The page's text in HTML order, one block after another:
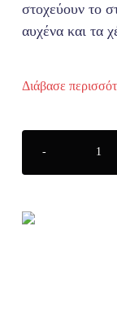
Λιπαντικά –
στοχεύουν το
αυχένα και τα
Διάβασε